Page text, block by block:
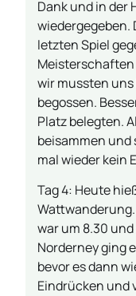
Dank und in der
wiedergegeben.
letzten Spiel
Meisterschaften
wir mussten uns
begossen.
Platz belegten.
beisammen und
mal wieder kein
Tag 4: Heute
war um 8.30
Norderney ging
bevor es dann
Eindrücken und